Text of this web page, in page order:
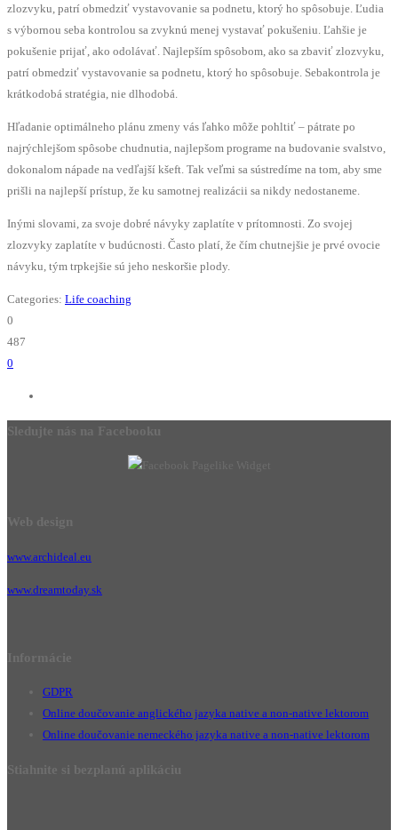
zlozvyku, patrí obmedziť vystavovanie sa podnetu, ktorý ho spôsobuje. Ľudia
s výbornou seba kontrolou sa zvyknú menej vystavať pokušeniu. Ľahšie je
pokušenie prijať, ako odolávať. Najlepším spôsobom, ako sa zbaviť zlozvyku,
patrí obmedziť vystavovanie sa podnetu, ktorý ho spôsobuje. Sebakontrola je
krátkodobá stratégia, nie dlhodobá.
Hľadanie optimálneho plánu zmeny vás ľahko môže pohltiť – pátrate po
najrýchlejšom spôsobe chudnutia, najlepšom programe na budovanie svalstvo,
dokonalom nápade na vedľajší kšeft. Tak veľmi sa sústredíme na tom, aby sme
prišli na najlepší prístup, že ku samotnej realizácii sa nikdy nedostaneme.
Inými slovami, za svoje dobré návyky zaplatíte v prítomnosti. Zo svojej
zlozvyky zaplatíte v budúcnosti. Často platí, že čím chutnejšie je prvé ovocie
návyku, tým trpkejšie sú jeho neskoršie plody.
Categories: Life coaching
0
487
0
Sledujte nás na Facebooku
Web design
www.archideal.eu
www.dreamtoday.sk
Informácie
GDPR
Online doučovanie anglického jazyka native a non-native lektorom
Online doučovanie nemeckého jazyka native a non-native lektorom
Stiahnite si bezplanú aplikáciu